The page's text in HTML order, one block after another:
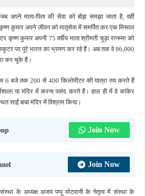
माता-पिता की सेवा को बोझ समझा जाता है, वहीं
कुमार अपने जीवन को मातृसेवा में समर्पित कर एक मिसाल
कृष्ण कुमार अपनी 75 वर्षीय माता श्रीमती चूड़ा रत्नम्मा को
पर पूरे भारत का भ्रमण कर रहे हैं। अब तक वे 96,000
कर चुके हैं।
6 बजे तक 200 से 400 किलोमीटर की यात्रा तय करते हैं
या मंदिर में करना पसंद करते हैं। हाल ही में वे कांकेर
साईं बाबा मंदिर में विश्राम किया।
Join Now
Join Now
के अध्यक्ष अजय पप्पू मोटवानी के नेतृत्व में संस्था के